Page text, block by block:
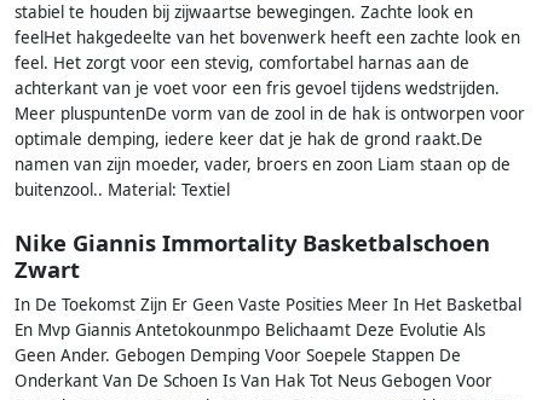
stabiel te houden bij zijwaartse bewegingen. Zachte look en
feelHet hakgedeelte van het bovenwerk heeft een zachte look en
feel. Het zorgt voor een stevig, comfortabel harnas aan de
achterkant van je voet voor een fris gevoel tijdens wedstrijden.
Meer pluspuntenDe vorm van de zool in de hak is ontworpen voor
optimale demping, iedere keer dat je hak de grond raakt.De
namen van zijn moeder, vader, broers en zoon Liam staan op de
buitenzool.. Material: Textiel
Nike Giannis Immortality Basketbalschoen
Zwart
In De Toekomst Zijn Er Geen Vaste Posities Meer In Het Basketbal
En Mvp Giannis Antetokounmpo Belichaamt Deze Evolutie Als
Geen Ander. Gebogen Demping Voor Soepele Stappen De
Onderkant Van De Schoen Is Van Hak Tot Neus Gebogen Voor